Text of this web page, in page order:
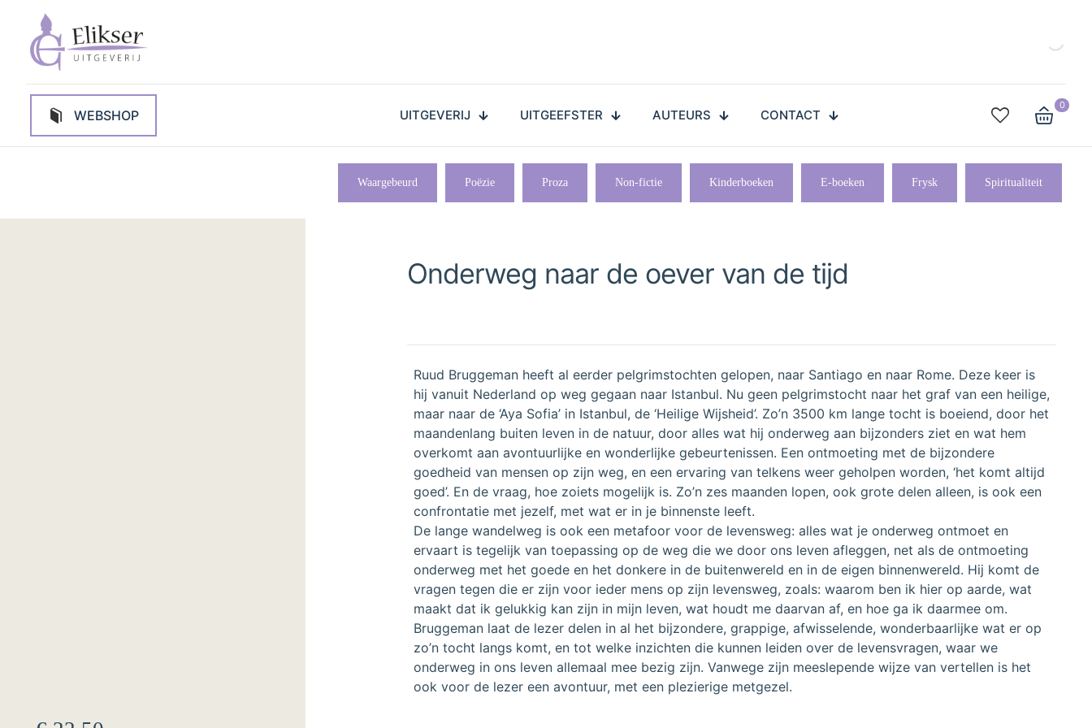
WEBSHOP UITGEVERIJ UITGEEFSTER AUTEURS CONTACT
0
Waargebeurd Poëzie Proza Non-fictie Kinderboeken E-boeken Frysk Spiritualiteit
Onderweg naar de oever van de tijd
Ruud Bruggeman heeft al eerder pelgrimstochten gelopen, naar Santiago en naar Rome. Deze keer is
hij vanuit Nederland op weg gegaan naar Istanbul. Nu geen pelgrimstocht naar het graf van een heilige,
maar naar de ‘Aya Sofia’ in Istanbul, de ‘Heilige Wijsheid’. Zo’n 3500 km lange tocht is boeiend, door het
maandenlang buiten leven in de natuur, door alles wat hij onderweg aan bijzonders ziet en wat hem
overkomt aan avontuurlijke en wonderlijke gebeurtenissen. Een ontmoeting met de bijzondere
goedheid van mensen op zijn weg, en een ervaring van telkens weer geholpen worden, ‘het komt altijd
goed’. En de vraag, hoe zoiets mogelijk is. Zo’n zes maanden lopen, ook grote delen alleen, is ook een
confrontatie met jezelf, met wat er in je binnenste leeft.
De lange wandelweg is ook een metafoor voor de levensweg: alles wat je onderweg ontmoet en
ervaart is tegelijk van toepassing op de weg die we door ons leven afleggen, net als de ontmoeting
onderweg met het goede en het donkere in de buitenwereld en in de eigen binnenwereld. Hij komt de
vragen tegen die er zijn voor ieder mens op zijn levensweg, zoals: waarom ben ik hier op aarde, wat
maakt dat ik gelukkig kan zijn in mijn leven, wat houdt me daarvan af, en hoe ga ik daarmee om.
Bruggeman laat de lezer delen in al het bijzondere, grappige, afwisselende, wonderbaarlijke wat er op
zo’n tocht langs komt, en tot welke inzichten die kunnen leiden over de levensvragen, waar we
onderweg in ons leven allemaal mee bezig zijn. Vanwege zijn meeslepende wijze van vertellen is het
ook voor de lezer een avontuur, met een plezierige metgezel.